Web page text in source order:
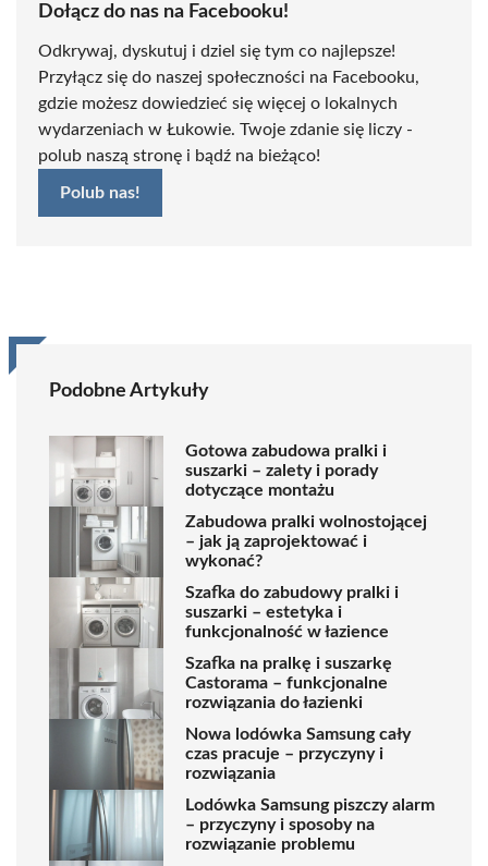
Dołącz do nas na Facebooku!
Odkrywaj, dyskutuj i dziel się tym co najlepsze!
Przyłącz się do naszej społeczności na Facebooku,
gdzie możesz dowiedzieć się więcej o lokalnych
wydarzeniach w Łukowie. Twoje zdanie się liczy -
polub naszą stronę i bądź na bieżąco!
Polub nas!
Podobne Artykuły
Gotowa zabudowa pralki i
suszarki – zalety i porady
dotyczące montażu
Zabudowa pralki wolnostojącej
– jak ją zaprojektować i
wykonać?
Szafka do zabudowy pralki i
suszarki – estetyka i
funkcjonalność w łazience
Szafka na pralkę i suszarkę
Castorama – funkcjonalne
rozwiązania do łazienki
Nowa lodówka Samsung cały
czas pracuje – przyczyny i
rozwiązania
Lodówka Samsung piszczy alarm
– przyczyny i sposoby na
rozwiązanie problemu